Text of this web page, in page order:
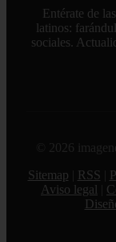
Entérate de
latinos:
sociales.
© 2026
Sitemap
RSS
Aviso legal